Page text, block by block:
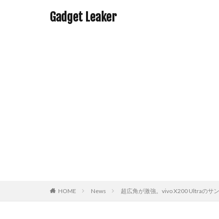
Gadget Leaker
HOME News 超広角が激強。vivo X200 Ultraのサ